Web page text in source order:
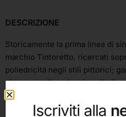
DESCRIZIONE
Storicamente la prima linea di
marchio Tintoretto, ricercati
poliedricità negli stili pittorici;
sia con medium densi quali oli
fluidi come acquerelli e
un jolly indispensabile per
Iscriviti alla